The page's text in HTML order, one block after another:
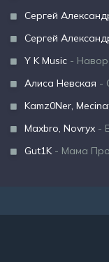
Сергей
Сергей
Y K Music -
Алиса Невская -
Kamz0Ner,
Maxbro, Novryx -
Gut1K- Мама